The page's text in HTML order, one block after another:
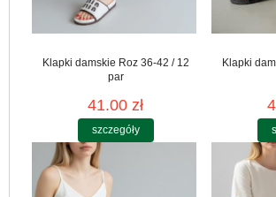
Klapki damskie Roz 36-42 / 12
par
41.00 zł
szczegóły
Klapki